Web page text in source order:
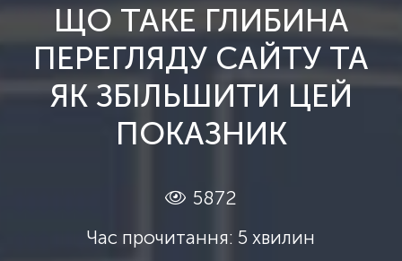
ЩО ТАКЕ ГЛИБИНА
ПЕРЕГЛЯДУ САЙТУ ТА
ЯК ЗБІЛЬШИТИ ЦЕЙ
ПОКАЗНИК
5872
Час прочитання: 5 хвилин